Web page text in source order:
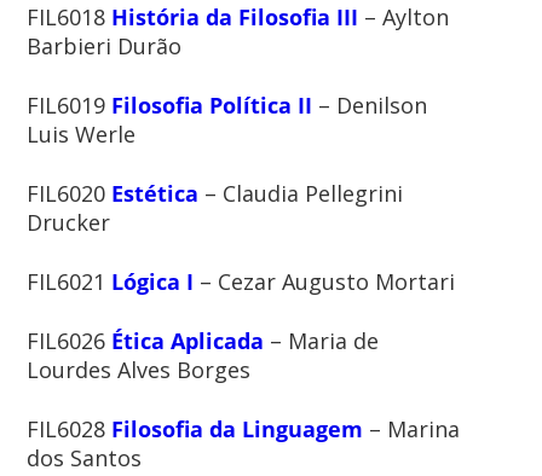
FIL6018 História da Filosofia III – Aylton
Barbieri Durão
FIL6019 Filosofia Política II – Denilson
Luis Werle
FIL6020 Estética – Claudia Pellegrini
Drucker
FIL6021 Lógica I – Cezar Augusto Mortari
FIL6026 Ética Aplicada – Maria de
Lourdes Alves Borges
FIL6028 Filosofia da Linguagem – Marina
dos Santos